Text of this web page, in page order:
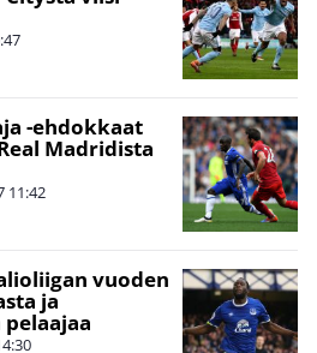
-ehdokkaat
Madridista
11:42
vuoden
ja